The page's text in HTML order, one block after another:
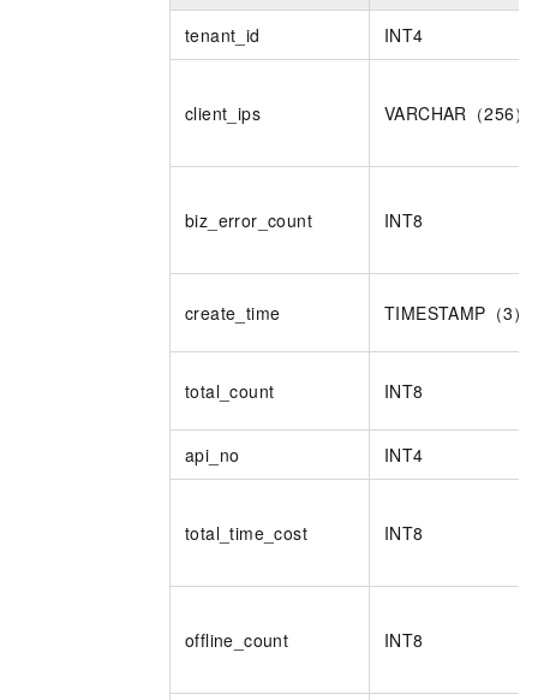
tenant_id INT4
client_ips VARCHAR（256）
biz_error_count INT8
create_time TIMESTAMP（3）
total_count INT8
api_no INT4
total_time_cost INT8
offline_count INT8